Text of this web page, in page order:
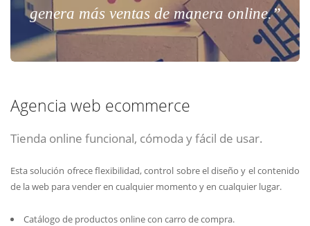
genera más ventas de manera online.”
Agencia web ecommerce
Tienda online funcional, cómoda y fácil de usar.
Esta solución ofrece flexibilidad, control sobre el diseño y el contenido
de la web para vender en cualquier momento y en cualquier lugar.
Catálogo de productos online con carro de compra.